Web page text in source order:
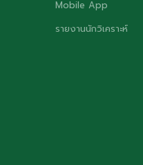
Mobile App
รายงานนักวิเคราะห์